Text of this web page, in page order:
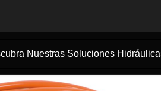
Nuestras Soluciones
/Mangueras Hidráulicas /